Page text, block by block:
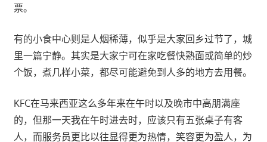
票。
有的小食中心则是人烟稀薄，似乎是大家回乡过节了，城
里一篇宁静。其实是大家宁可在家吃餐快熟面或简单的炒
个饭，煮几样小菜，都尽可能避免到人多的地方去用餐。
KFC在马来西亚这么多年来在午时以及晚市中高朋满座
的，但那一天我在午时进去时，应该只有五张桌子有客
人，而服务员更比以往显得更为热情，笑容更为盈人，为